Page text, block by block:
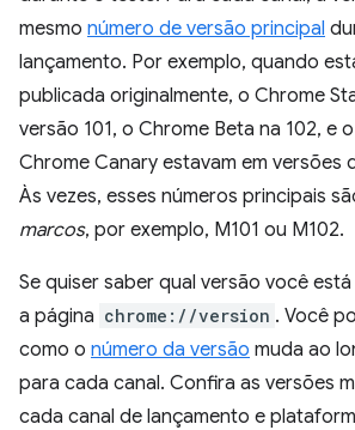
mesmo número de versão principal
lançamento. Por exemplo, quando
publicada originalmente, o Chrome
versão 101, o Chrome Beta na 102, e
Chrome Canary estavam em versões
Às vezes, esses números principais
marcos, por exemplo, M101 ou M102.
Se quiser saber qual versão você
a página chrome://version . Você
como o número da versão muda ao
para cada canal. Confira as versões
cada canal de lançamento e